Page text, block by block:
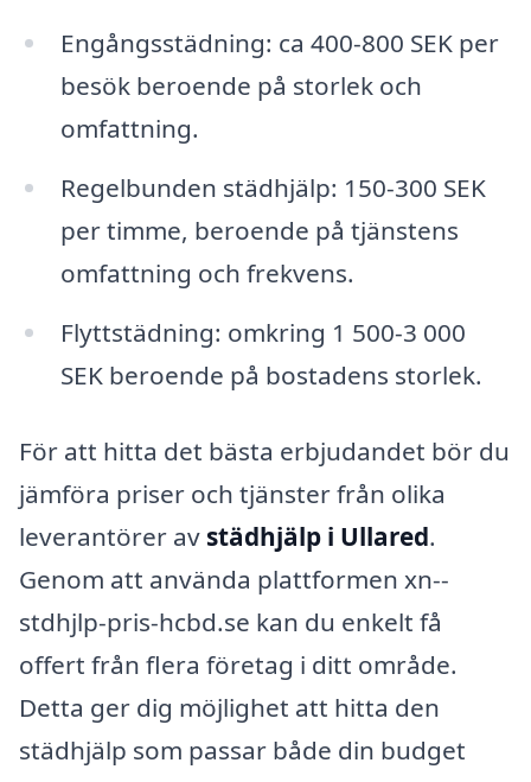
Engångsstädning: ca 400-800 SEK per
besök beroende på storlek och
omfattning.
Regelbunden städhjälp: 150-300 SEK
per timme, beroende på tjänstens
omfattning och frekvens.
Flyttstädning: omkring 1 500-3 000
SEK beroende på bostadens storlek.
För att hitta det bästa erbjudandet bör du
jämföra priser och tjänster från olika
leverantörer av städhjälp i Ullared.
Genom att använda plattformen xn--
stdhjlp-pris-hcbd.se kan du enkelt få
offert från flera företag i ditt område.
Detta ger dig möjlighet att hitta den
städhjälp som passar både din budget